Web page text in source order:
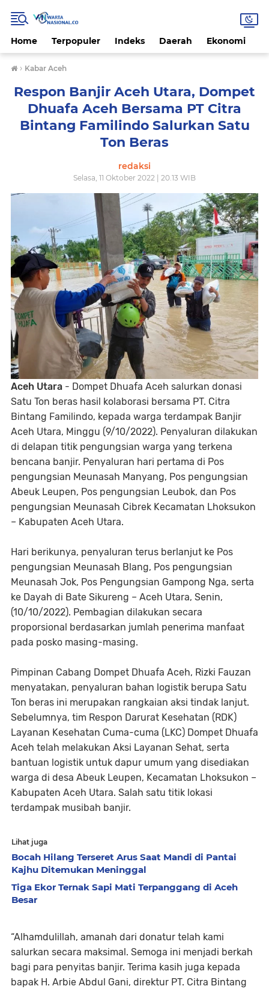
Home Terpopuler Indeks Daerah Ekonomi
› Kabar Aceh
Respon Banjir Aceh Utara, Dompet
Dhuafa Aceh Bersama PT Citra
Bintang Familindo Salurkan Satu
Ton Beras
redaksi
Selasa, 11 Oktober 2022 | 20.13 WIB
Aceh Utara - Dompet Dhuafa Aceh salurkan donasi
Satu Ton beras hasil kolaborasi bersama PT. Citra
Bintang Familindo, kepada warga terdampak Banjir
Aceh Utara, Minggu (9/10/2022). Penyaluran dilakukan
di delapan titik pengungsian warga yang terkena
bencana banjir. Penyaluran hari pertama di Pos
pengungsian Meunasah Manyang, Pos pengungsian
Abeuk Leupen, Pos pengungsian Leubok, dan Pos
pengungsian Meunasah Cibrek Kecamatan Lhoksukon
– Kabupaten Aceh Utara.
Hari berikunya, penyaluran terus berlanjut ke Pos
pengungsian Meunasah Blang, Pos pengungsian
Meunasah Jok, Pos Pengungsian Gampong Nga, serta
ke Dayah di Bate Sikureng – Aceh Utara, Senin,
(10/10/2022). Pembagian dilakukan secara
proporsional berdasarkan jumlah penerima manfaat
pada posko masing-masing.
Pimpinan Cabang Dompet Dhuafa Aceh, Rizki Fauzan
menyatakan, penyaluran bahan logistik berupa Satu
Ton beras ini merupakan rangkaian aksi tindak lanjut.
Sebelumnya, tim Respon Darurat Kesehatan (RDK)
Layanan Kesehatan Cuma-cuma (LKC) Dompet Dhuafa
Aceh telah melakukan Aksi Layanan Sehat, serta
bantuan logistik untuk dapur umum yang disediakan
warga di desa Abeuk Leupen, Kecamatan Lhoksukon –
Kabupaten Aceh Utara. Salah satu titik lokasi
terdampak musibah banjir.
Lihat juga
Bocah Hilang Terseret Arus Saat Mandi di Pantai
Kajhu Ditemukan Meninggal
Tiga Ekor Ternak Sapi Mati Terpanggang di Aceh
Besar
“Alhamdulillah, amanah dari donatur telah kami
salurkan secara maksimal. Semoga ini menjadi berkah
bagi para penyitas banjir. Terima kasih juga kepada
bapak H. Arbie Abdul Gani, direktur PT. Citra Bintang